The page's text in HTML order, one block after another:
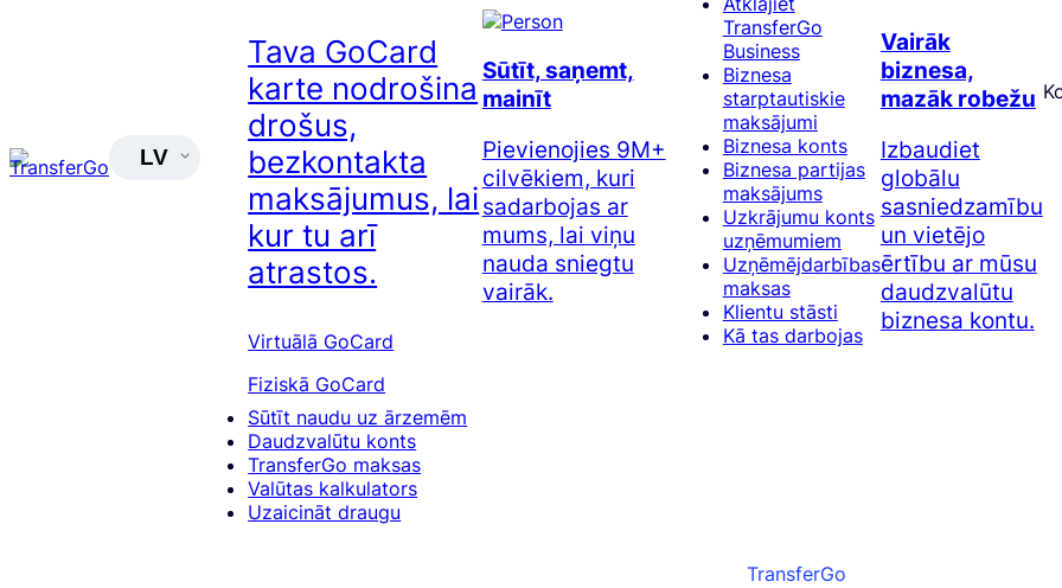
LV
Tava GoCard
karte nodrošina
drošus,
bezkontakta
maksājumus, lai
kur tu arī
atrastos.
Virtuālā GoCard
Fiziskā GoCard
Sūtīt naudu uz ārzemēm
Daudzvalūtu konts
TransferGo maksas
Valūtas kalkulators
Uzaicināt draugu
Sūtīt, saņemt,
mainīt
Pievienojies 9M+
cilvēkiem, kuri
sadarbojas ar
mums, lai viņu
nauda sniegtu
vairāk.
TransferGo
Business
Biznesa
starptautiskie
maksājumi
Biznesa konts
Biznesa partijas
maksājums
Uzkrājumu konts
uzņēmumiem
Uzņēmējdarbības
maksas
Klientu stāsti
Kā tas darbojas
Vairāk
biznesa,
mazāk robežu
Izbaudiet
globālu
sasniedzamību
un vietējo
ērtību ar mūsu
daudzvalūtu
biznesa kontu.
TransferGo